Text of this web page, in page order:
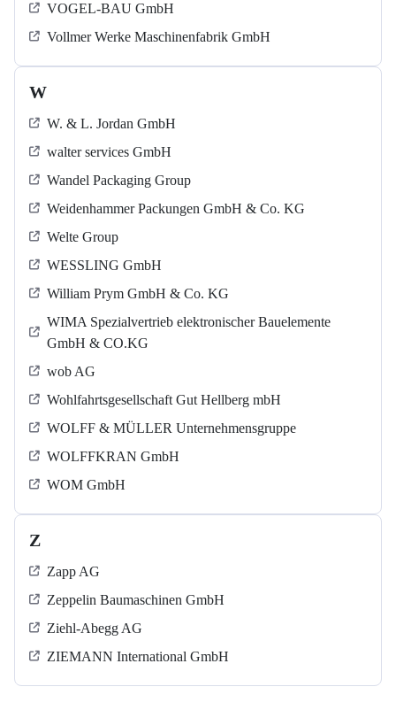
VOGEL-BAU GmbH
Vollmer Werke Maschinenfabrik GmbH
W
W. & L. Jordan GmbH
walter services GmbH
Wandel Packaging Group
Weidenhammer Packungen GmbH & Co. KG
Welte Group
WESSLING GmbH
William Prym GmbH & Co. KG
WIMA Spezialvertrieb elektronischer Bauelemente
GmbH & CO.KG
wob AG
Wohlfahrtsgesellschaft Gut Hellberg mbH
WOLFF & MÜLLER Unternehmensgruppe
WOLFFKRAN GmbH
WOM GmbH
Z
Zapp AG
Zeppelin Baumaschinen GmbH
Ziehl-Abegg AG
ZIEMANN International GmbH